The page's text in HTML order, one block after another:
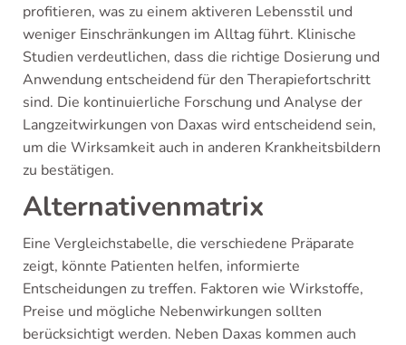
profitieren, was zu einem aktiveren Lebensstil und
weniger Einschränkungen im Alltag führt. Klinische
Studien verdeutlichen, dass die richtige Dosierung und
Anwendung entscheidend für den Therapiefortschritt
sind. Die kontinuierliche Forschung und Analyse der
Langzeitwirkungen von Daxas wird entscheidend sein,
um die Wirksamkeit auch in anderen Krankheitsbildern
zu bestätigen.
Alternativenmatrix
Eine Vergleichstabelle, die verschiedene Präparate
zeigt, könnte Patienten helfen, informierte
Entscheidungen zu treffen. Faktoren wie Wirkstoffe,
Preise und mögliche Nebenwirkungen sollten
berücksichtigt werden. Neben Daxas kommen auch